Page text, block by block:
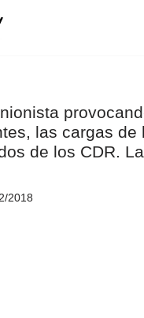
las cargas de
de los CDR.
2018